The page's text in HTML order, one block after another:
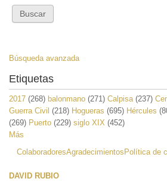
Búsqueda avanzada
Etiquetas
2017 (268) balonmano (271) Calpisa(237)
Guerra Civil (218) Hogueras (695) Hércules
(269) Puerto (229) siglo XIX (452)
Más
ColaboradoresAgradecimientosPolítica de
DAVID RUBIO